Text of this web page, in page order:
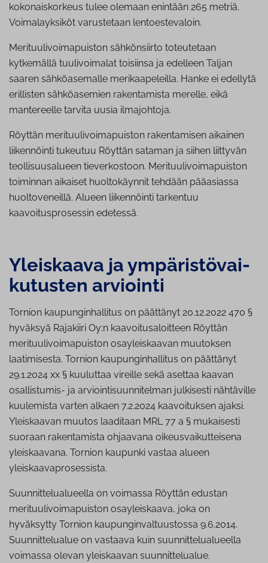
kokonaiskorkeus tulee olemaan enintään 265 metriä.
Voimalayksiköt varustetaan lentoestevaloin.
Merituulivoimapuiston sähkönsiirto toteutetaan
kytkemällä tuulivoimalat toisiinsa ja edelleen Taljan
saaren sähköasemalle merikaapeleilla. Hanke ei edellytä
erillisten sähköasemien rakentamista merelle, eikä
mantereelle tarvita uusia ilmajohtoja.
Röyttän merituulivoimapuiston rakentamisen aikainen
liikennöinti tukeutuu Röyttän sataman ja siihen liittyvän
teollisuusalueen tieverkostoon. Merituulivoimapuiston
toiminnan aikaiset huoltokäynnit tehdään pääasiassa
huoltoveneillä. Alueen liikennöinti tarkentuu
kaavoitusprosessin edetessä.
Yleiskaava ja ym­pä­ris­tö­vai­
ku­tus­ten arviointi
Tornion kaupunginhallitus on päättänyt 20.12.2022 470 §
hyväksyä Rajakiiri Oy:n kaavoitusaloitteen Röyttän
merituulivoimapuiston osayleiskaavan muutoksen
laatimisesta. Tornion kaupunginhallitus on päättänyt
29.1.2024 xx § kuuluttaa vireille sekä asettaa kaavan
osallistumis- ja arviointisuunnitelman julkisesti nähtäville
kuulemista varten alkaen 7.2.2024 kaavoituksen ajaksi.
Yleiskaavan muutos laaditaan MRL 77 a § mukaisesti
suoraan rakentamista ohjaavana oikeusvaikutteisena
yleiskaavana. Tornion kaupunki vastaa alueen
yleiskaavaprosessista.
Suunnittelualueella on voimassa Röyttän edustan
merituulivoimapuiston osayleiskaava, joka on
hyväksytty Tornion kaupunginvaltuustossa 9.6.2014.
Suunnittelualue on vastaava kuin suunnittelualueella
voimassa olevan yleiskaavan suunnittelualue.